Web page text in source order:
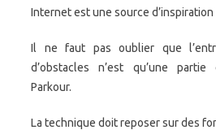
Internet est une source d’inspiration
Il ne faut pas oublier que
d’obstacles n’est qu’une
Parkour.
La technique doit reposer sur des